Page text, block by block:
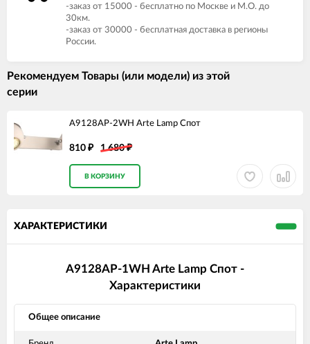
-заказ от 15000 - бесплатно по Москве и М.О. до
30км.
-заказ от 30000 - бесплатная доставка в регионы
России.
Рекомендуем Товары (или модели) из этой
серии
A9128AP-2WH Arte Lamp Спот
810 ₽ 1 680₽
В КОРЗИНУ
ХАРАКТЕРИСТИКИ
A9128AP-1WH Arte Lamp Спот -
Характеристики
Общее описание